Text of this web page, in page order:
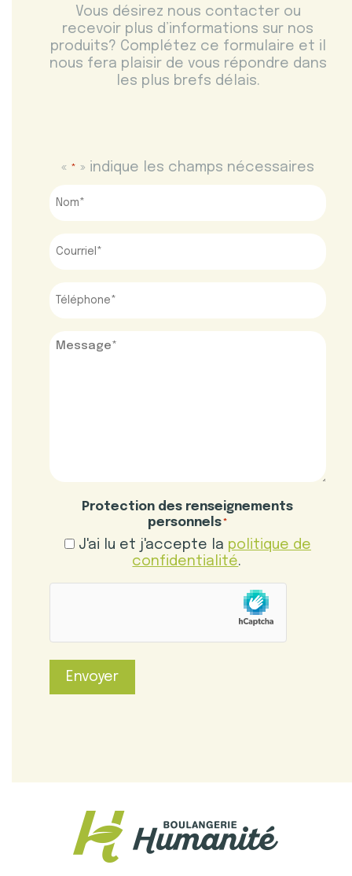
Vous désirez nous contacter ou
recevoir plus d’informations sur nos
produits? Complétez ce formulaire et il
nous fera plaisir de vous répondre dans
les plus brefs délais.
« * » indique les champs nécessaires
Message
Protection des renseignements
personnels *
J'ai lu et j'accepte la politique de
confidentialité.
Envoyer